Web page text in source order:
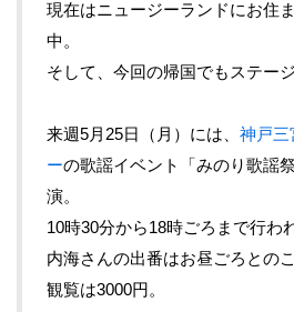
現在はニュージーランドにお住
中。
そして、今回の帰国でもステー
来週5月25日（月）には、 神戸三
ーの歌謡イベント「みのり歌謡
演。
10時30分から18時ごろまで行わ
内海さんの出番はお昼ごろとのこ
観覧は3000円。